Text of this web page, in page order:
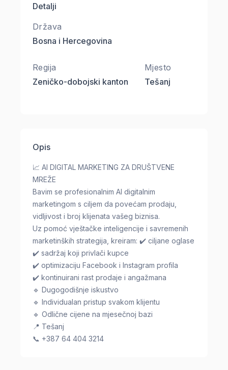
Detalji
Država
Bosna i Hercegovina
Regija
Zeničko-dobojski kanton
Mjesto
Tešanj
Opis
📈 AI DIGITAL MARKETING ZA DRUŠTVENE
MREŽE
Bavim se profesionalnim AI digitalnim
marketingom s ciljem da povećam prodaju,
vidljivost i broj klijenata vašeg biznisa.
Uz pomoć vještačke inteligencije i savremenih
marketinških strategija, kreiram: ✔️ ciljane oglase
✔️ sadržaj koji privlači kupce
✔️ optimizaciju Facebook i Instagram profila
✔️ kontinuirani rast prodaje i angažmana
🔹 Dugogodišnje iskustvo
🔹 Individualan pristup svakom klijentu
🔹 Odlične cijene na mjesečnoj bazi
📍 Tešanj
📞 +387 64 404 3214